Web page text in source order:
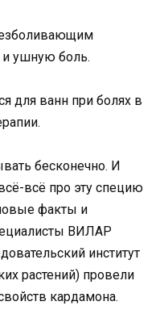
и ушную боль.
для ванн при болях в
бесконечно. И
всё про эту специю
факты и
ВИЛАР
институт
растений) провели
кардамона.